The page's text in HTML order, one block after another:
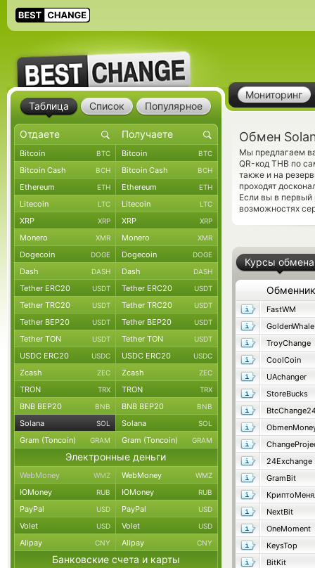
Мониторинг
Обмен
Мы предлагаем
QR-код THB по
также и на
проходят
Если вы в первый
возможностях
Курсы обмена
Обменник
FastWM
GoldenWhale
TroyChange
CoolCoin
UAchanger
StoreBucks
24Exchange
GramBit
NextBit
OneMoment
KeysTop
BitKit
Таблица Список Популярное
Bitcoin BTC Bitcoin BTC
Bitcoin Cash BCH Bitcoin Cash BCH
Ethereum ETH Ethereum ETH
Litecoin LTC Litecoin LTC
XRP XRP XRP XRP
Monero XMR Monero XMR
Dogecoin DOGE Dogecoin DOGE
Dash DASH Dash DASH
Tether ERC20 USDT Tether ERC20 USDT
Tether TRC20 USDT Tether TRC20 USDT
Tether BEP20 USDT Tether BEP20 USDT
Tether TON USDT Tether TON USDT
USDC ERC20 USDC USDC ERC20 USDC
Zcash ZEC Zcash ZEC
TRON TRX TRON TRX
BNB BEP20 BNB BNB BEP20 BNB
Solana SOL Solana SOL
Gram (Toncoin) GRAM Gram (Toncoin) GRAM
Электронные деньги
WebMoney WMZ WebMoney WMZ
ЮMoney RUB ЮMoney RUB
PayPal USD PayPal USD
Volet USD Volet USD
Alipay CNY Alipay CNY
Банковские счета и карты